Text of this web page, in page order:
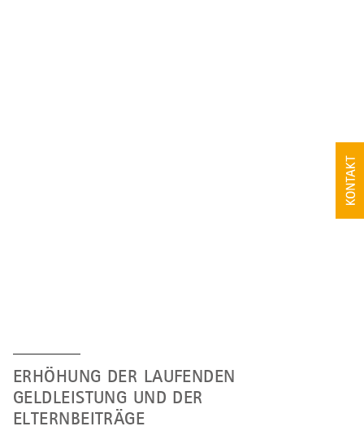
ERHÖHUNG DER LAUFENDEN
GELDLEISTUNG UND DER
ELTERNBEITRÄGE